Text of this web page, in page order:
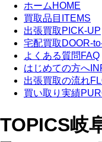
ホーム HOME
買取品目 ITEMS
出張買取 PICK-UP
宅配買取 DOOR-
よくある質問 FAQ
はじめての方へ
出張買取の流れ
買い取り実績
TOPICS岐